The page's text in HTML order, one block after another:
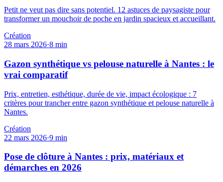
Petit ne veut pas dire sans potentiel. 12 astuces de paysagiste pour
transformer un mouchoir de poche en jardin spacieux et accueillant.
Création
28 mars 2026·8 min
Gazon synthétique vs pelouse naturelle à Nantes : le
vrai comparatif
Prix, entretien, esthétique, durée de vie, impact écologique : 7
critères pour trancher entre gazon synthétique et pelouse naturelle à
Nantes.
Création
22 mars 2026·9 min
Pose de clôture à Nantes : prix, matériaux et
démarches en 2026